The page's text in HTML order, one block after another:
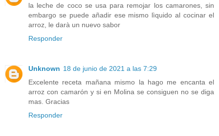
la leche de coco se usa para remojar los camarones, sin
embargo se puede añadir ese mismo lìquido al cocinar el
arroz, le darà un nuevo sabor
Responder
Unknown 18 de junio de 2021 a las 7:29
Excelente receta mañana mismo la hago me encanta el
arroz con camarón y si en Molina se consiguen no se diga
mas. Gracias
Responder